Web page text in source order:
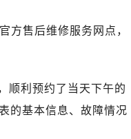
预约）
室（需提前预约）
）
提前预约）
方售后维修服务网点，
顺利预约了当天下午的
的基本信息、故障情况